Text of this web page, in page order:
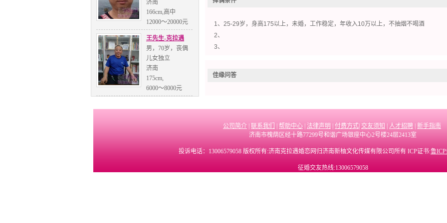
济南
166cm,高中
12000～20000元
王先生-克拉遇
男，70岁，丧偶
儿女独立
济南
175cm,
6000～8000元
1、25-29岁，身高175以上，未婚，工作稳定，年收入10万以上，不抽烟不喝酒
2、
3、
佳缘问答
公司简介 联系我们 帮助中心 法律声明 付费方式 交友须知 人才招聘 新手指南
济南市槐荫区经十路77299号和谐广场银座中心2号楼24层2413室
投诉电话：13006579058 版权所有:济南克拉遇婚恋网归济南新柚文化传媒有限公司所有 ICP证书:鲁ICP
征婚交友热线:13006579058